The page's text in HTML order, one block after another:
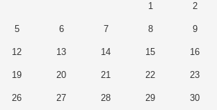
1 2
5 6 7 8 9
12 13 14 15 16
19 20 21 22 23
26 27 28 29 30